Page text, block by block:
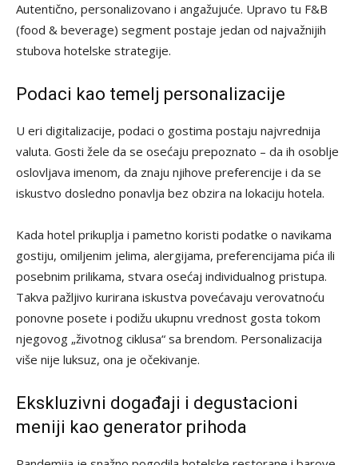
Autentično, personalizovano i angažujuće. Upravo tu F&B
(food & beverage) segment postaje jedan od najvažnijih
stubova hotelske strategije.
Podaci kao temelj personalizacije
U eri digitalizacije, podaci o gostima postaju najvrednija
valuta. Gosti žele da se osećaju prepoznato – da ih osoblje
oslovljava imenom, da znaju njihove preferencije i da se
iskustvo dosledno ponavlja bez obzira na lokaciju hotela.
Kada hotel prikuplja i pametno koristi podatke o navikama
gostiju, omiljenim jelima, alergijama, preferencijama pića ili
posebnim prilikama, stvara osećaj individualnog pristupa.
Takva pažljivo kurirana iskustva povećavaju verovatnoću
ponovne posete i podižu ukupnu vrednost gosta tokom
njegovog „životnog ciklusa“ sa brendom. Personalizacija
više nije luksuz, ona je očekivanje.
Ekskluzivni događaji i degustacioni
meniji kao generator prihoda